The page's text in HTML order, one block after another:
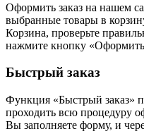
Оформить заказ на нашем
выбранные товары в
Корзина, проверьте
нажмите кнопку «Оформить
Быстрый заказ
Функция «Быстрый заказ»
проходить всю процедуру
Вы заполняете форму, и